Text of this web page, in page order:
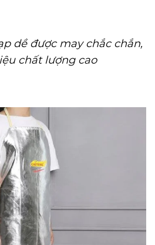
dề được may chắc chắn,
chất lượng cao